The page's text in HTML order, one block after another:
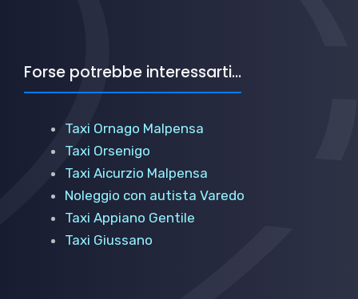
Forse potrebbe interessarti...
Taxi Ornago Malpensa
Taxi Orsenigo
Taxi Aicurzio Malpensa
Noleggio con autista Varedo
Taxi Appiano Gentile
Taxi Giussano